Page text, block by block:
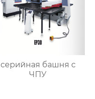
серийная башня с
ЧПУ